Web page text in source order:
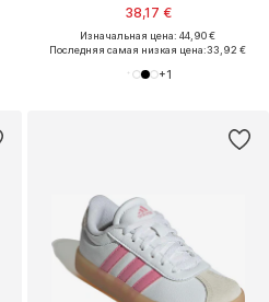
38,17 €
Изначальная цена: 44,90 €
Последняя самая низкая цена:33,92 €
+1